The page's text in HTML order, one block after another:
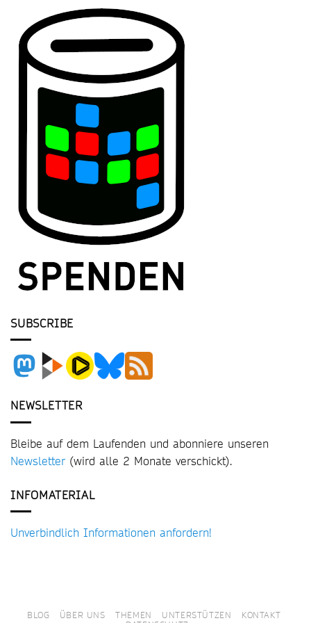
SUBSCRIBE
NEWSLETTER
Bleibe auf dem Laufenden und abonniere unseren
Newsletter (wird alle 2 Monate verschickt).
INFOMATERIAL
Unverbindlich Informationen anfordern!
BLOG ÜBER UNS THEMEN UNTERSTÜTZEN
KONTAKT